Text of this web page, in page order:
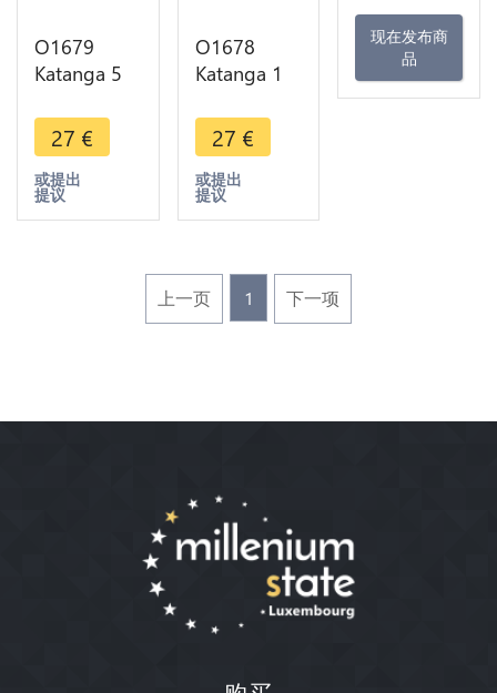
O1679
Katanga 5
FDC
27 €
或提出
提议
O1678
Katanga 1
FDC
27 €
或提出
提议
现在发布商
品
上一页 1 下一项